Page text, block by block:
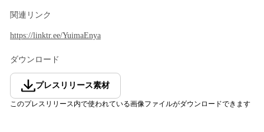
関連リンク
https://linktr.ee/YuimaEnya
ダウンロード
プレスリリース素材
このプレスリリース内で使われている画像ファイルがダウンロードできます